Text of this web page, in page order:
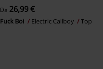
Da 26,99 €
Fuck Boi Electric Callboy Top